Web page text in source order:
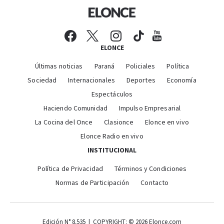
ELONCE
Últimas noticias Paraná Policiales
Política
Sociedad
Internacionales Deportes
Economía
Espectáculos
Haciendo Comunidad
Impulso Empresarial
La Cocina del Once
Clasionce
Elonce en vivo
Elonce Radio en vivo
INSTITUCIONAL
Política de Privacidad
Términos y Condiciones
Normas de Participación
Contacto
Edición N° 8.535 | COPYRIGHT: © 2026 Elonce.com